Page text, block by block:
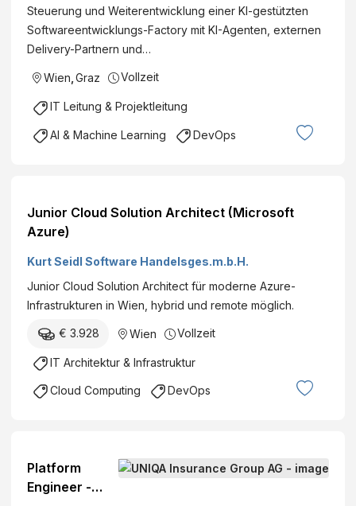
Steuerung und Weiterentwicklung einer KI-gestützten
Softwareentwicklungs-Factory mit KI-Agenten, externen
Delivery-Partnern und…
Wien,Graz Vollzeit
IT Leitung & Projektleitung
AI & Machine Learning DevOps
Junior Cloud Solution Architect (Microsoft
Azure)
Kurt Seidl Software Handelsges.m.b.H.
Junior Cloud Solution Architect für moderne Azure-
Infrastrukturen in Wien, hybrid und remote möglich.
€ 3.928 Wien Vollzeit
IT Architektur & Infrastruktur
Cloud Computing DevOps
Platform
Engineer -